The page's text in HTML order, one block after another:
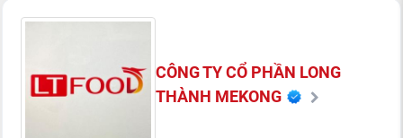
CÔNG TY CỔ PHẦN LONG
THÀNH MEKONG